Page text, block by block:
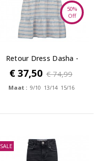
50%
Off
Retour Dress Dasha -
optical white
€ 37,50 € 74,99
Maat : 9/10 13/14 15/16
SALE